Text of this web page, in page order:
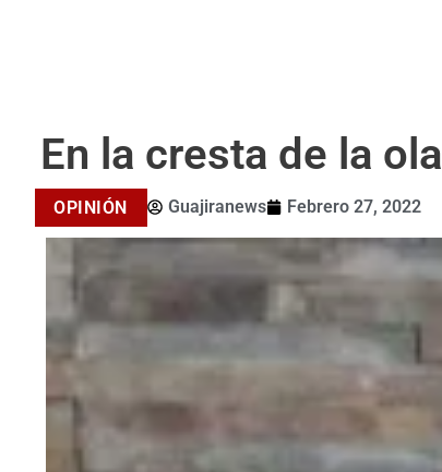
En la cresta de la ola
OPINIÓN Guajiranews Febrero 27, 2022